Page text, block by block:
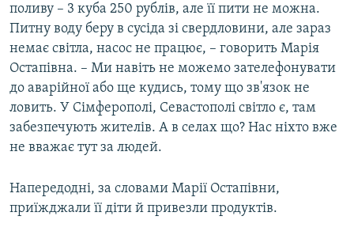
поливу – 3 куба 250 рублів, але її пити не можна.
Питну воду беру в сусіда зі свердловини, але зараз
немає світла, насос не працює, – говорить Марія
Остапівна. – Ми навіть не можемо зателефонувати
до аварійної або ще кудись, тому що зв'язок не
ловить. У Сімферополі, Севастополі світло є, там
забезпечують жителів. А в селах що? Нас ніхто вже
не вважає тут за людей.
Напередодні, за словами Марії Остапівни,
приїжджали її діти й привезли продуктів.